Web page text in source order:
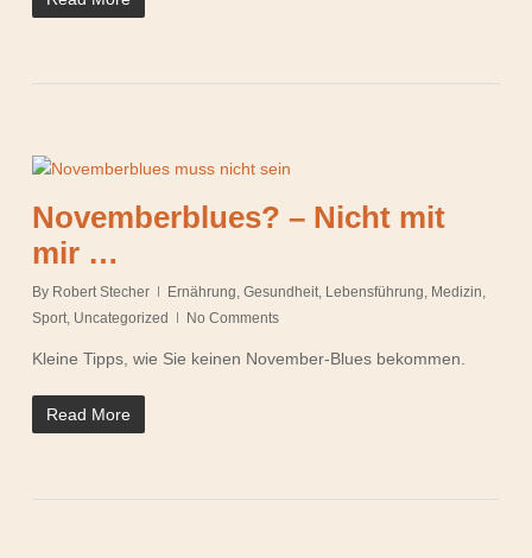
Novemberblues? – Nicht mit
mir …
By Robert Stecher Ernährung, Gesundheit, Lebensführung, Medizin,
Sport, Uncategorized No Comments
Kleine Tipps, wie Sie keinen November-Blues bekommen.
Read More